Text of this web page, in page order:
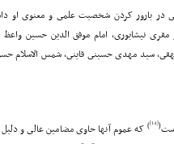
بارور کردن شخصیت علمى و معنوى او
نیشابورى، امام موفق الدین حسین
سید مهدى حسینى قاینى، شمس الاسلام
(
[14]
) که عموم آنها حاوى مضامین عالى و